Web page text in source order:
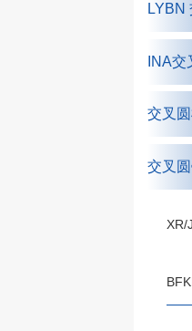
LYBN
INA
交叉
交叉
XR/